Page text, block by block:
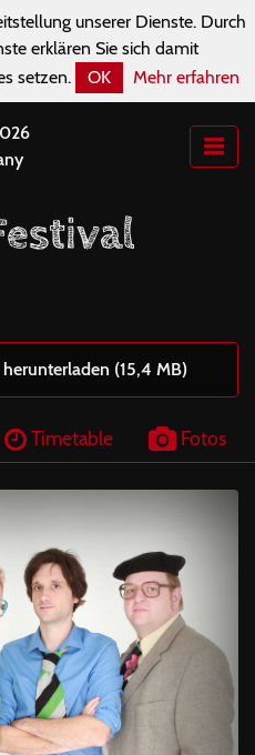
unserer Dienste. Durch
erklären Sie sich damit
setzen.
OK Mehr erfahren
(15,4 MB)
Timetable Fotos